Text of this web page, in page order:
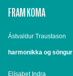
FRAM KOMA
Ástvaldur Traustason
harmonikka og söngur
Elísabet Indra